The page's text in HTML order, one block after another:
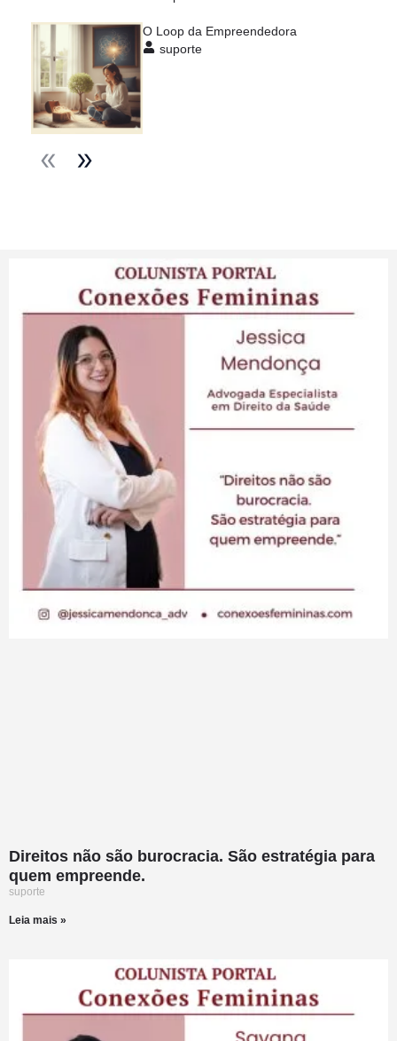
O Loop da Empreendedora
suporte
Direitos não são burocracia. São estratégia para
quem empreende.
suporte
Leia mais »